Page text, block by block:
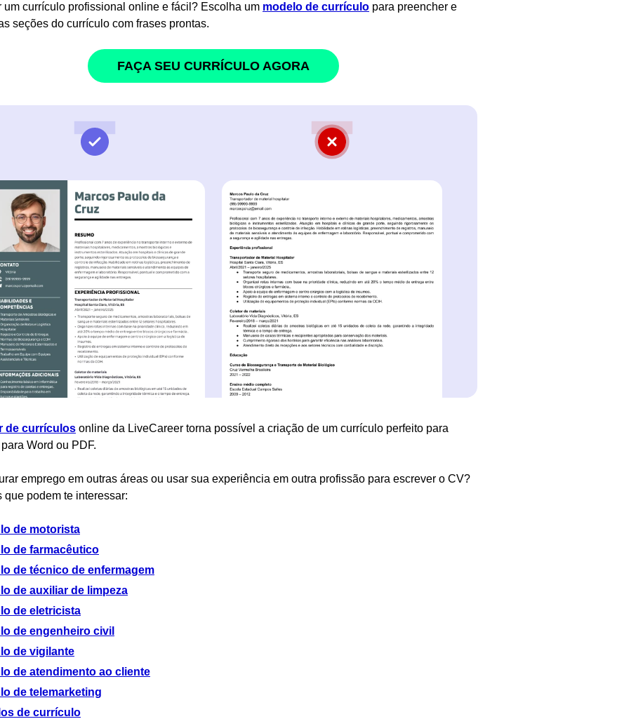
um currículo profissional online e fácil? Escolha um modelo de currículo para preencher e
seções do currículo com frases prontas.
FAÇA SEU CURRÍCULO AGORA
de currículos online da LiveCareer torna possível a criação de um currículo perfeito para
Word ou PDF.
emprego em outras áreas ou usar sua experiência em outra profissão para escrever o CV?
que podem te interessar:
de motorista
de farmacêutico
de técnico de enfermagem
de auxiliar de limpeza
de eletricista
de engenheiro civil
de vigilante
de atendimento ao cliente
de telemarketing
de currículo